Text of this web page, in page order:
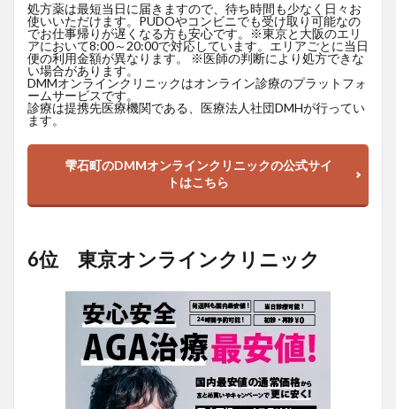
処方薬は最短当日に届きますので、待ち時間も少なく日々お
使いいただけます。PUDOやコンビニでも受け取り可能なの
でお仕事帰りが遅くなる方も安心です。※東京と大阪のエリ
アにおいて8:00～20:00で対応しています。エリアごとに当日
便の利用金額が異なります。 ※医師の判断により処方できな
い場合があります。
DMMオンラインクリニックはオンライン診療のプラットフォ
ームサービスです。
診療は提携先医療機関である、医療法人社団DMHが行ってい
ます。
雫石町のDMMオンラインクリニックの公式サイ
トはこちら
6位 東京オンラインクリニック